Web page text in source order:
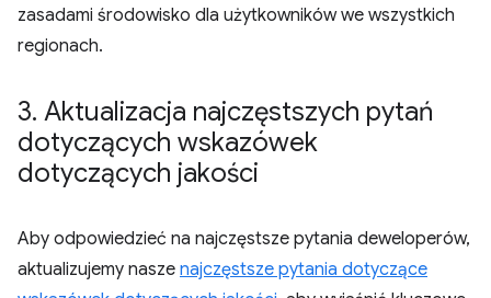
zasadami środowisko dla użytkowników we wszystkich
regionach.
3. Aktualizacja najczęstszych pytań
dotyczących wskazówek
dotyczących jakości
Aby odpowiedzieć na najczęstsze pytania deweloperów,
aktualizujemy nasze najczęstsze pytania dotyczące